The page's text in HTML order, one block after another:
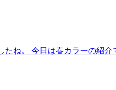
ね。 今日は春カラーの紹介